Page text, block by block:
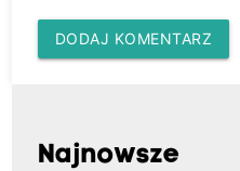
DODAJ KOMENTARZ
Najnowsze